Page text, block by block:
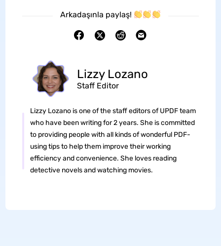
Arkadaşınla paylaş!
Lizzy Lozano
Staff Editor
Lizzy Lozano is one of the staff editors of UPDF team
who have been writing for 2 years. She is committed
to providing people with all kinds of wonderful PDF-
using tips to help them improve their working
efficiency and convenience. She loves reading
detective novels and watching movies.